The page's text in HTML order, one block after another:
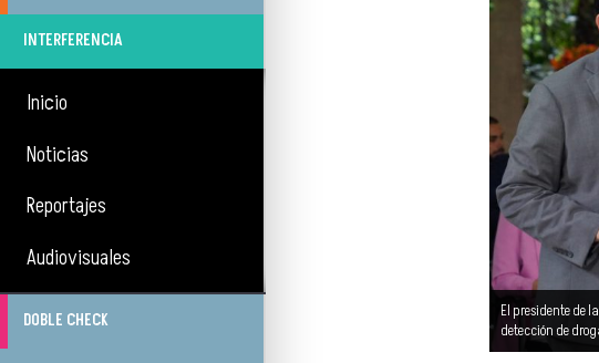
INTERFERENCIA
Inicio
Noticias
Reportajes
Audiovisuales
DOBLE CHECK
El presidente de
detección de